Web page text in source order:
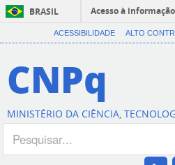
BRASIL
Acesso à informação
ACESSIBILIDADE ALTO
CNPq
MINISTÉRIO DA CIÊNCIA,